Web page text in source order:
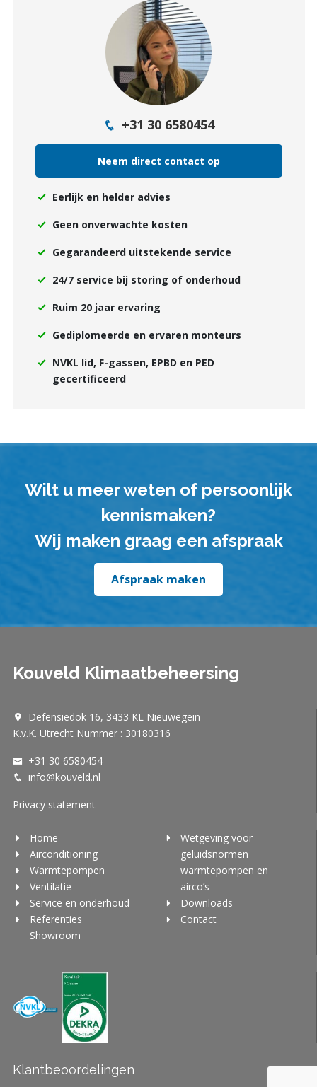
+31 30 6580454
Neem direct contact op
Eerlijk en helder advies
Geen onverwachte kosten
Gegarandeerd uitstekende service
24/7 service bij storing of onderhoud
Ruim 20 jaar ervaring
Gediplomeerde en ervaren monteurs
NVKL lid, F-gassen, EPBD en PED
gecertificeerd
Wilt u meer weten of persoonlijk
kennismaken?
Wij maken graag een afspraak
Afspraak maken
Kouveld Klimaatbeheersing
Defensiedok 16, 3433 KL Nieuwegein
K.v.K. Utrecht Nummer : 30180316
+31 30 6580454
info@kouveld.nl
Privacy statement
Home
Airconditioning
Warmtepompen
Ventilatie
Service en onderhoud
Referenties
Showroom
Wetgeving voor
geluidsnormen
warmtepompen en
airco’s
Downloads
Contact
Klantbeoordelingen